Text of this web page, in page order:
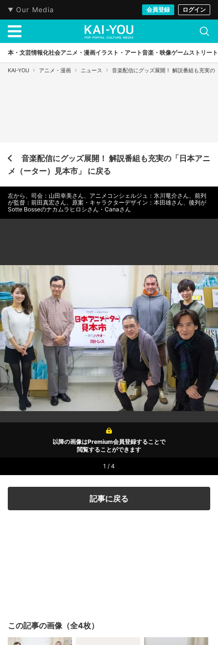
Our Media 会員登録 ログイン
本・文芸情報化社会アニメ・漫画イラスト・アート音楽・映像ゲームストリート
KAI-YOU アニメ・漫画 ニュース 音楽配信にグッズ展開！ 解説番組も充実の
音楽配信にグッズ展開！ 解説番組も充実の「日本アニ
メ（ーター）見本市」 に戻る
左から、司会：山田幸美さん、アニメコンシェルジュ：氷川竜介さん、前列
が監督：前田真宏さん、原案・キャラクターデザイン：本田雄さん、後列が
Sotte Bosseのナカムラヒロシさん・Canaさん
以降の画像はPremium会員登録することで
閲覧することができます
1 / 4
記事に戻る
この記事の画像（全4枚）